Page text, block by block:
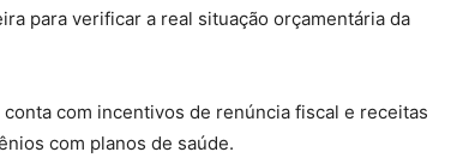
para verificar a real situação orçamentária da
com incentivos de renúncia fiscal e receitas
com planos de saúde.